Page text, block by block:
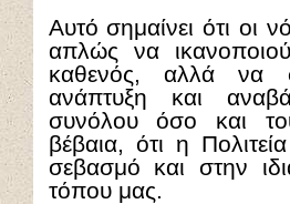
Αυτό σημαίνει ότι οι
απλώς να
καθενός, αλλά να
ανάπτυξη και
συνόλου όσο και
βέβαια, ότι η
σεβασμό και στην
τόπου μας.